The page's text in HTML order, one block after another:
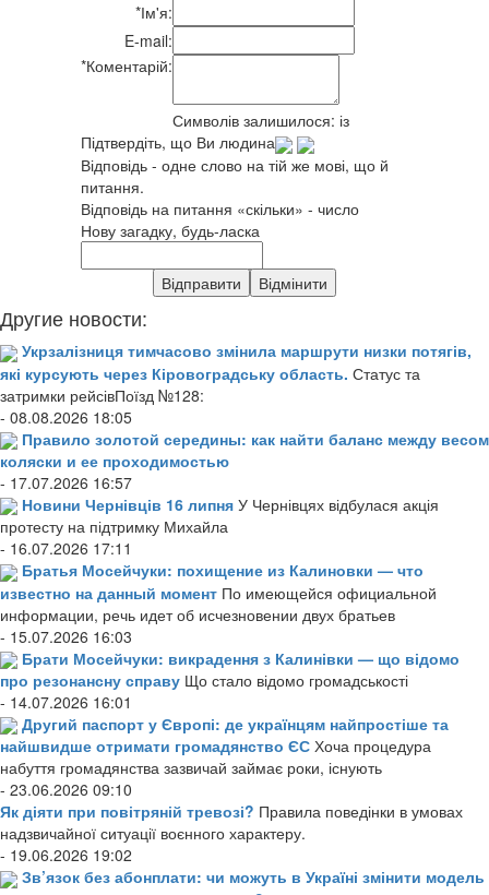
*Ім'я:
E-mail:
*Коментарій:
Символів залишилося: із
Підтвердіть, що Ви людина
Відповідь - одне слово на тій же мові, що й
питання.
Відповідь на питання «скільки» - число
Нову загадку, будь-ласка
Другие новости:
Укрзалізниця тимчасово змінила маршрути низки потягів,
які курсують через Кіровоградську область. Статус та
затримки рейсівПоїзд №128:
- 08.08.2026 18:05
Правило золотой середины: как найти баланс между весом
коляски и ее проходимостью
- 17.07.2026 16:57
Новини Чернівців 16 липня У Чернівцях відбулася акція
протесту на підтримку Михайла
- 16.07.2026 17:11
Братья Мосейчуки: похищение из Калиновки — что
известно на данный момент По имеющейся официальной
информации, речь идет об исчезновении двух братьев
- 15.07.2026 16:03
Брати Мосейчуки: викрадення з Калинівки — що відомо
про резонансну справу Що стало відомо громадськості
- 14.07.2026 16:01
Другий паспорт у Європі: де українцям найпростіше та
найшвидше отримати громадянство ЄС Хоча процедура
набуття громадянства зазвичай займає роки, існують
- 23.06.2026 09:10
Як діяти при повітряній тревозі? Правила поведінки в умовах
надзвичайної ситуації воєнного характеру.
- 19.06.2026 19:02
Зв’язок без абонплати: чи можуть в Україні змінити модель